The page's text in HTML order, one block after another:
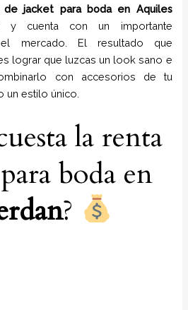
de jacket para boda en Aquiles
y cuenta con un importante
mercado. El resultado que
lograr que luzcas un look sano e
con accesorios de tu
un estilo único.
la renta
boda en
?